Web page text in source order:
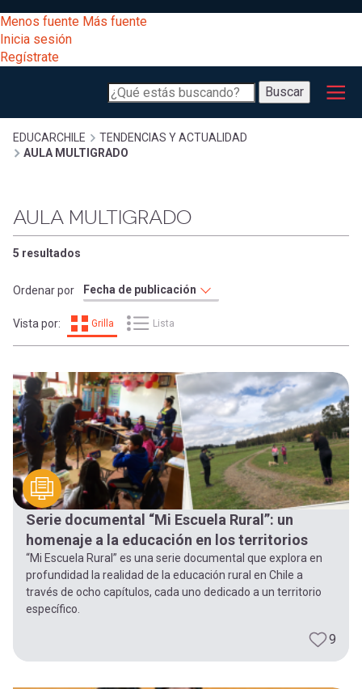
al
contenido
principal
[Educarchile
Escritorio]
entrar
a
mi
cuenta
Menos fuente Más fuente
Inicia sesión
Regístrate
Buscar
Buscar
Menú
principal
Desarrollo
Expand
Gestión
Comunidad
Expand
Exploración
[Educarchile
Mobile]
Menú
entrar
mi
cuenta
sesión
Regístrate
Sobrescribir
enlaces
de
ayuda
a
la
navegación
EDUCARCHILE
TENDENCIAS Y ACTUALIDAD
AULA MULTIGRADO
AULA MULTIGRADO
5 resultados
Ordenar por
Vista por: Grilla Lista
Serie documental “Mi Escuela Rural”: un
homenaje a la educación en los territorios
“Mi Escuela Rural” es una serie documental que explora en
profundidad la realidad de la educación rural en Chile a
través de ocho capítulos, cada uno dedicado a un territorio
específico.
9